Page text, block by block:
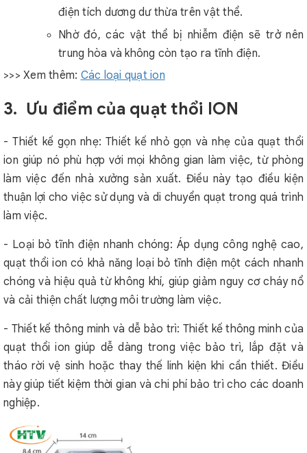
điện tích dương dư thừa trên vật thể.
Nhờ đó, các vật thể bị nhiễm điện sẽ trở nên
trung hòa và không còn tạo ra tĩnh điện.
>>> Xem thêm: Các loại quạt ion
3. Ưu điểm của quạt thổi ION
- Thiết kế gọn nhẹ: Thiết kế nhỏ gọn và nhẹ của quạt thổi
ion giúp nó phù hợp với mọi không gian làm việc, từ phòng
làm việc đến nhà xưởng sản xuất. Điều này tạo điều kiện
thuận lợi cho việc sử dụng và di chuyển quạt trong quá trình
làm việc.
- Loại bỏ tĩnh điện nhanh chóng: Áp dụng công nghệ cao,
quạt thổi ion có khả năng loại bỏ tĩnh điện một cách nhanh
chóng và hiệu quả từ không khí, giúp giảm nguy cơ cháy nổ
và cải thiện chất lượng môi trường làm việc.
- Thiết kế thông minh và dễ bảo trì: Thiết kế thông minh của
quạt thổi ion giúp dễ dàng trong việc bảo trì, lắp đặt và
tháo rời vệ sinh hoặc thay thế linh kiện khi cần thiết. Điều
này giúp tiết kiệm thời gian và chi phí bảo trì cho các doanh
nghiệp.